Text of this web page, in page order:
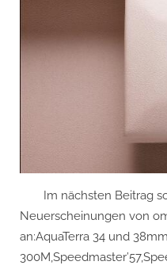
Im nächsten Beitrag
Neuerscheinungen von
an:AquaTerra 34 und